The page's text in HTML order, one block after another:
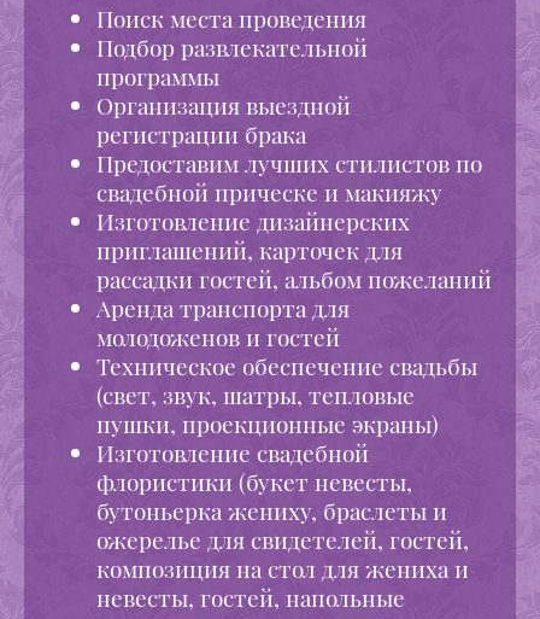
Поиск места проведения
Подбор развлекательной
программы
Организация выездной
регистрации брака
Предоставим лучших стилистов по
свадебной прическе и макияжу
Изготовление дизайнерских
приглашений, карточек для
рассадки гостей, альбом пожеланий
Аренда транспорта для
молодоженов и гостей
Техническое обеспечение свадьбы
(свет, звук, шатры, тепловые
пушки, проекционные экраны)
Изготовление свадебной
флористики (букет невесты,
бутоньерка жениху, браслеты и
ожерелье для свидетелей, гостей,
композиция на стол для жениха и
невесты, гостей, напольные